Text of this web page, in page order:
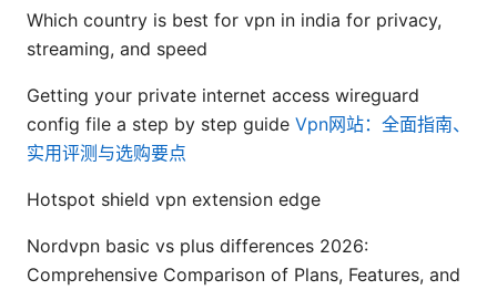
Which country is best for vpn in india for privacy,
streaming, and speed
Getting your private internet access wireguard
config file a step by step guide Vpn网站：全面指南、
实用评测与选购要点
Hotspot shield vpn extension edge
Nordvpn basic vs plus differences 2026:
Comprehensive Comparison of Plans, Features, and